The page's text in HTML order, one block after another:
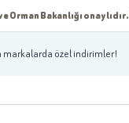
Bakanlığı
markalarda özel indirimler!